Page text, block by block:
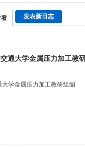
索
看 发表新日志
通大学金属压力加工教
学金属压力加工教研组编